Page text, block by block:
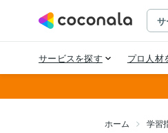
ホーム 学習